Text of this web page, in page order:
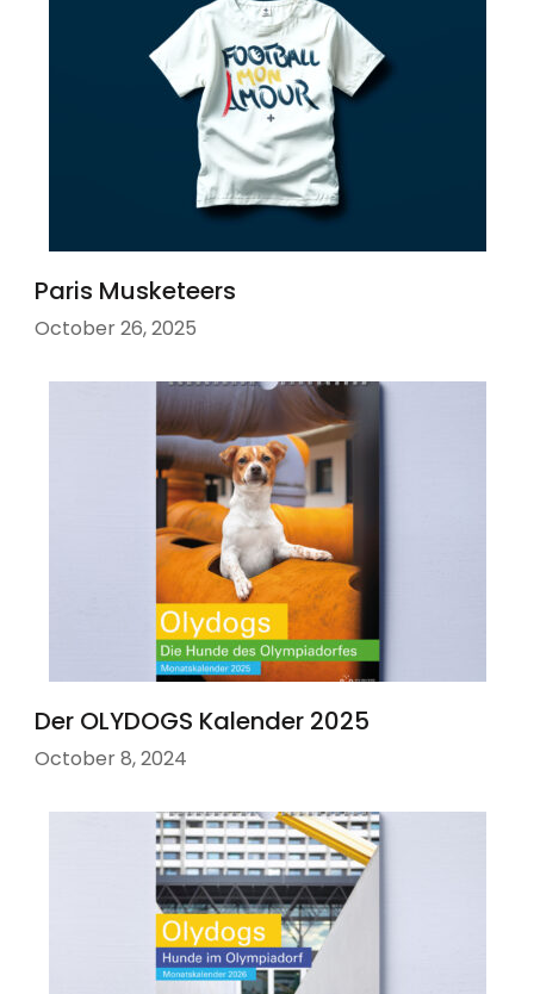
Paris Musketeers
October 26, 2025
Der OLYDOGS Kalender 2025
October 8, 2024